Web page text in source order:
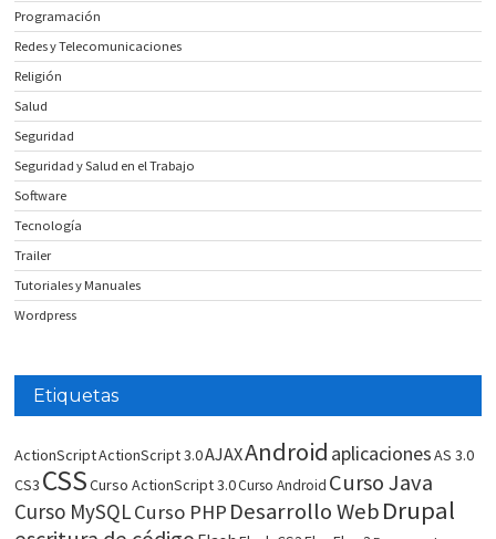
Programación
Redes y Telecomunicaciones
Religión
Salud
Seguridad
Seguridad y Salud en el Trabajo
Software
Tecnología
Trailer
Tutoriales y Manuales
Wordpress
Etiquetas
ActionScriptActionScript 3.0AJAXAndroid aplicacionesAS 3.0
CS3 CSSCurso ActionScript 3.0Curso Android Curso Java
Curso MySQLCurso PHP Desarrollo WebDrupal